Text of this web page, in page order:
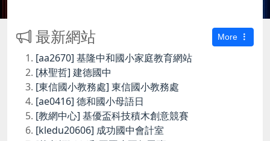
最新網站 More
[aa2670] 基隆中和國小家庭教育網站
[林聖哲] 建德國中
[東信國小教務處] 東信國小教務處
[ae0416] 德和國小母語日
[教網中心] 基優盃科技積木創意競賽
[kledu20606] 成功國中會計室